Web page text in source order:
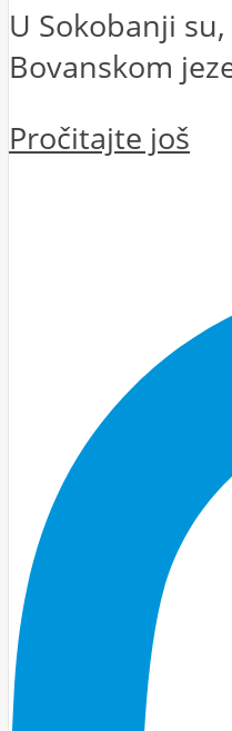
U Sokobanji
Bovanskom
Pročitajte još